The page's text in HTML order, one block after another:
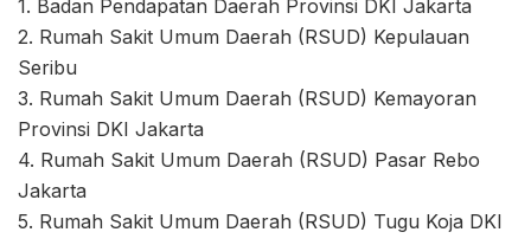
1.⁠ ⁠Badan Pendapatan Daerah Provinsi DKI Jakarta
2.⁠ ⁠Rumah Sakit Umum Daerah (RSUD) Kepulauan
Seribu
3.⁠ ⁠Rumah Sakit Umum Daerah (RSUD) Kemayoran
Provinsi DKI Jakarta
4.⁠ ⁠Rumah Sakit Umum Daerah (RSUD) Pasar Rebo
Jakarta
5.⁠ ⁠Rumah Sakit Umum Daerah (RSUD) Tugu Koja DKI